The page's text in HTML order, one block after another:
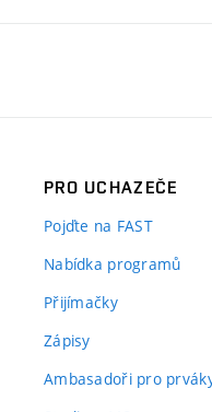
PRO UCHAZEČE
Pojďte na FAST
Nabídka programů
Přijímačky
Zápisy
Ambasadoři pro